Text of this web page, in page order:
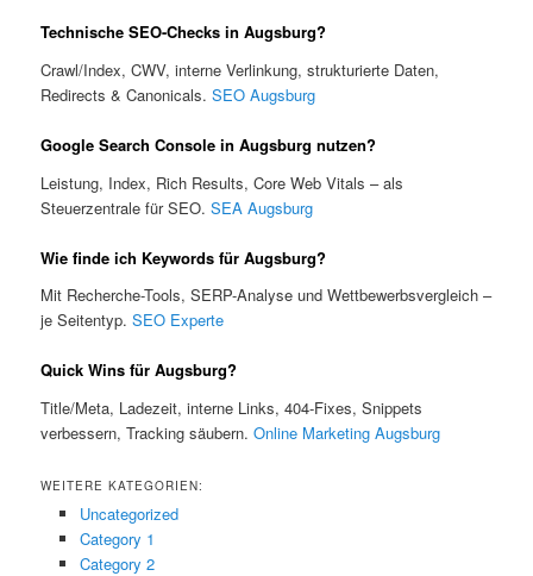
Technische SEO-Checks in Augsburg?
Crawl/Index, CWV, interne Verlinkung, strukturierte Daten,
Redirects & Canonicals.SEO Augsburg
Google Search Console in Augsburg nutzen?
Leistung, Index, Rich Results, Core Web Vitals – als
Steuerzentrale für SEO.SEA Augsburg
Wie finde ich Keywords für Augsburg?
Mit Recherche-Tools, SERP-Analyse und Wettbewerbsvergleich –
je Seitentyp.SEO Experte
Quick Wins für Augsburg?
Title/Meta, Ladezeit, interne Links, 404-Fixes, Snippets
verbessern, Tracking säubern.Online Marketing Augsburg
WEITERE KATEGORIEN:
Uncategorized
Category 1
Category 2